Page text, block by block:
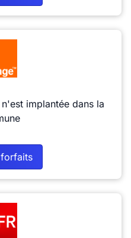
implantée dans la